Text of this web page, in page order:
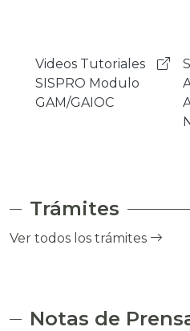
Sistema de
Activos Fijos y
Almancenes -
Trámites
Ver todos los trámites
Notas de